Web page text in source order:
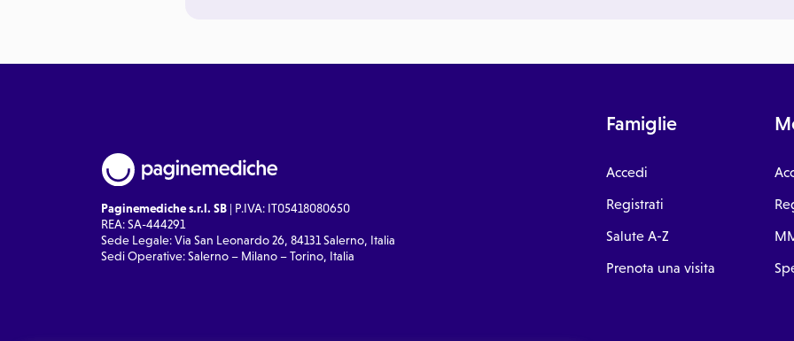
Paginemediche s.r.l. SB | P.IVA: IT05418080650
REA: SA-444291
Sede Legale: Via San Leonardo 26, 84131 Salerno, Italia
Sedi Operative: Salerno – Milano – Torino, Italia
Famiglie
Accedi
Registrati
Salute A-Z
Prenota una visita